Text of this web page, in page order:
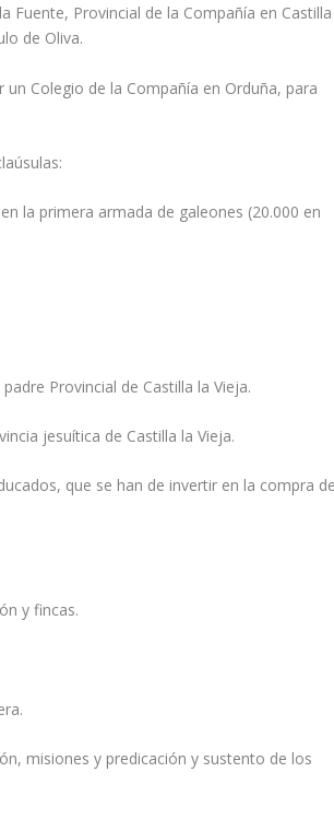
Provincial de la Compañí­a en Castilla
de Oliva.
Colegio de la Compañí­a en Orduña, para
la primera armada de galeones (20.000 en
Provincial de Castilla la Vieja.
jesuí­tica de Castilla la Vieja.
que se han de invertir en la compra
y fincas.
misiones y predicación y sustento de los